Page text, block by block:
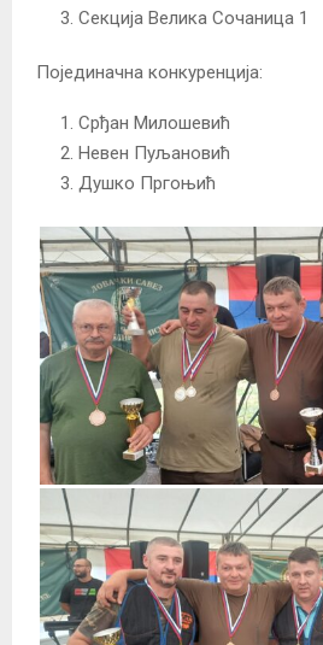
Секција Велика Сочаница 1
Појединачна конкуренција:
Срђан Милошевић
Невен Пуљановић
Душко Пргоњић